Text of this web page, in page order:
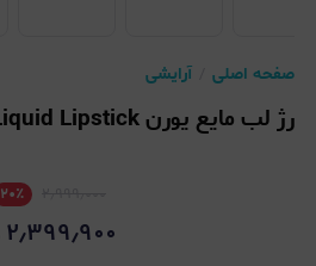
صفحه اصلی آرایشی
رژ لب مایع یورن Yorn Liquid Lipstick
۲۰٪
۲٫۳۹۹٫۹۰۰